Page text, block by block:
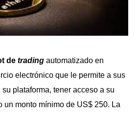
de trading automatizado en
electrónico que le permite a sus
plataforma, tener acceso a su
un monto mínimo de US$ 250. La